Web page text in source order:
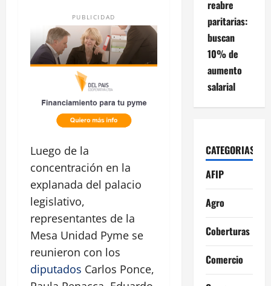
PUBLICIDAD
Luego de la
concentración en la
explanada del palacio
legislativo,
representantes de la
Mesa Unidad Pyme se
reunieron con los
diputados Carlos Ponce,
reabre
paritarias:
buscan
10% de
aumento
salarial
CATEGORIAS
AFIP
Agro
Coberturas
Comercio